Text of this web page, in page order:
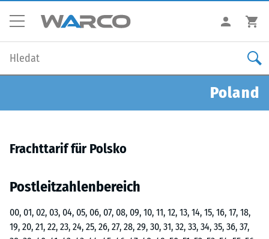
Poland
Frachttarif für Polsko
Postleitzahlenbereich
00, 01, 02, 03, 04, 05, 06, 07, 08, 09, 10, 11, 12, 13, 14, 15, 16, 17, 18,
19, 20, 21, 22, 23, 24, 25, 26, 27, 28, 29, 30, 31, 32, 33, 34, 35, 36, 37,